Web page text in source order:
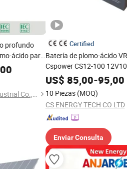
profundo
ácido para
exterior,
Shenzhen Everexceed Industrial Co., Ltd.
Certified
Batería de plomo-ácido
Cspower CS12-100
respaldo de UPS/bomba
telecomunicaciones -
MSDS de larga duración
US$ 85,00-95,00
10 Piezas (MOQ)
CS ENERGY TECH CO LTD
Enviar Consulta